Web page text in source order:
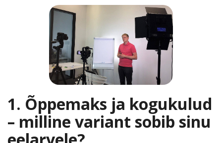
1. Õppemaks ja kogukulud
– milline variant sobib sinu